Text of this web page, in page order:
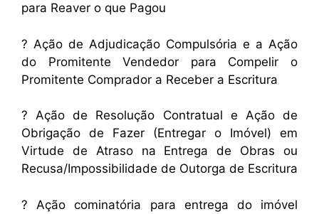
para Reaver o que Pagou
? Ação de Adjudicação Compulsória e a Ação
do Promitente Vendedor para Compelir o
Promitente Comprador a Receber a Escritura
? Ação de Resolução Contratual e Ação de
Obrigação de Fazer (Entregar o Imóvel) em
Virtude de Atraso na Entrega de Obras ou
Recusa/Impossibilidade de Outorga de Escritura
? Ação cominatória para entrega do imóvel